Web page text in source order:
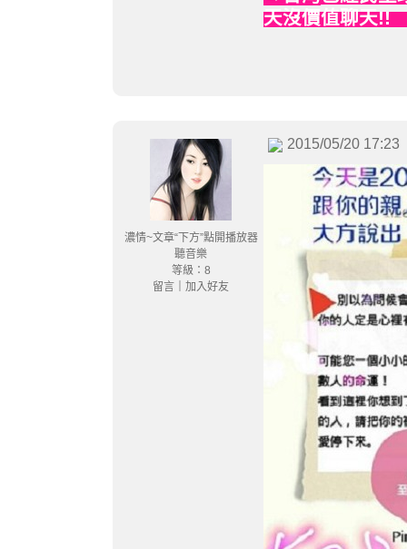
天沒價值聊天
濃情~文章“下方”點開播放器
聽音樂
等級：8
留言
加入好友
2015/05/20 17:23